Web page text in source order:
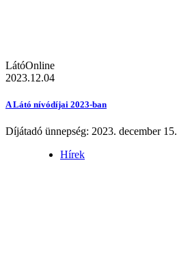
LátóOnline
2023.12.04
A Látó nívódíjai 2023-ban
Díjátadó ünnepség: 2023. december 15.
Hírek